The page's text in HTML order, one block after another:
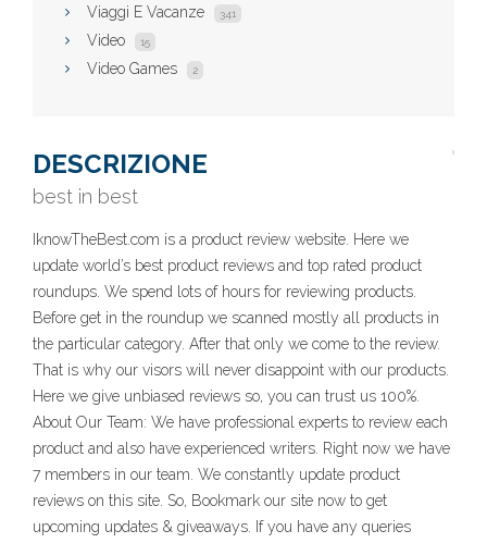
Viaggi E Vacanze 341
Video 15
Video Games 2
DESCRIZIONE
best in best
IknowTheBest.com is a product review website. Here we
update world’s best product reviews and top rated product
roundups. We spend lots of hours for reviewing products.
Before get in the roundup we scanned mostly all products in
the particular category. After that only we come to the review.
That is why our visors will never disappoint with our products.
Here we give unbiased reviews so, you can trust us 100%.
About Our Team: We have professional experts to review each
product and also have experienced writers. Right now we have
7 members in our team. We constantly update product
reviews on this site. So, Bookmark our site now to get
upcoming updates & giveaways. If you have any queries